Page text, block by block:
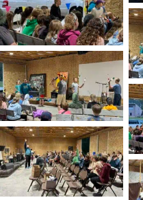
Juniors
Juggling in Juniors
Teen Division